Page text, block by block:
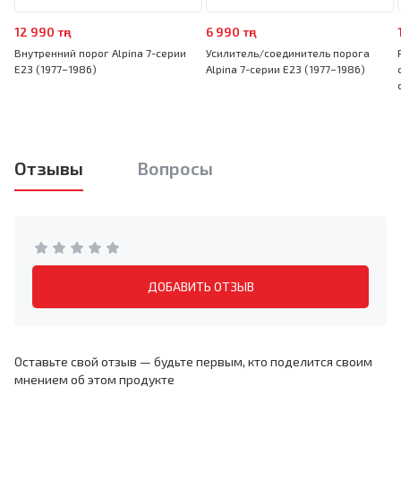
12 990 тңг
Внутренний порог Alpina 7-серии
E23 (1977–1986)
6 990 тңг
Усилитель/соединитель порога
Alpina 7-серии E23 (1977–1986)
Отзывы Вопросы
ДОБАВИТЬ ОТЗЫВ
Оставьте свой отзыв — будьте первым, кто поделится своим
мнением об этом продукте